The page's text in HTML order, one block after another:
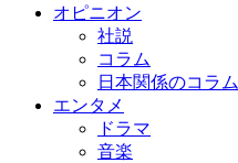
オピニオン
社説
コラム
日本関係のコラム
エンタメ
ドラマ
音楽